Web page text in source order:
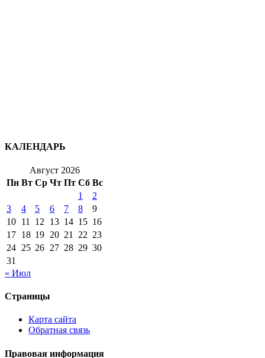
КАЛЕНДАРЬ
Август 2026
Пн Вт Ср Чт Пт Сб Вс
1
2
3
4 5 6 7 8
9
10 11 12 13 14 15 16
17 18 19 20 21 22 23
24 25 26 27 28 29 30
31
« Июл
Страницы
Карта сайта
Обратная связь
Правовая информация